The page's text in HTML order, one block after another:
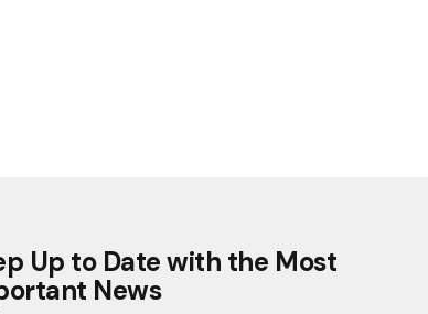
Up to Date with the Most
News